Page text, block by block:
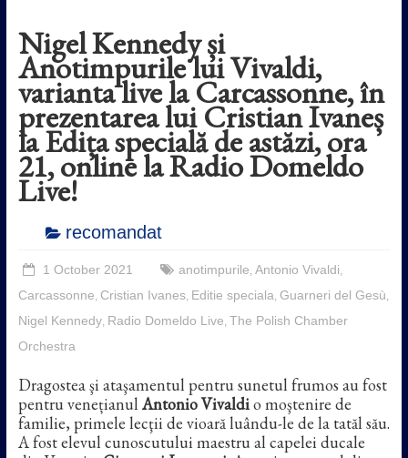
Nigel Kennedy și
Anotimpurile lui Vivaldi,
varianta live la Carcassonne, în
prezentarea lui Cristian Ivaneș
la Edița specială de astăzi, ora
21, online la Radio Domeldo
Live!
recomandat
1 October 2021 anotimpurile Antonio Vivaldi
Carcassonne Cristian Ivanes, Editie speciala Guarneri del Gesù
Nigel Kennedy, Radio Domeldo Live The Polish Chamber
Orchestra
Dragostea şi ataşamentul pentru sunetul frumos au fost
pentru venețianul Antonio Vivaldio moştenire de
familie, primele lecţii de vioară luându-le de la tatăl său.
A fost elevul cunoscutului maestru al capelei ducale